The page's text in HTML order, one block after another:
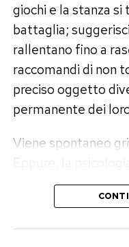
giochi e la stanza
battaglia;
rallentano fino a
raccomandi di non
preciso oggetto
permanente dei
Viene spontaneo
che dietro questa
contrario di ciò che